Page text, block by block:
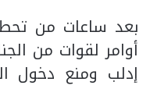
بعد ساعات من
أوامر لقوات من
إدلب ومنع دخول